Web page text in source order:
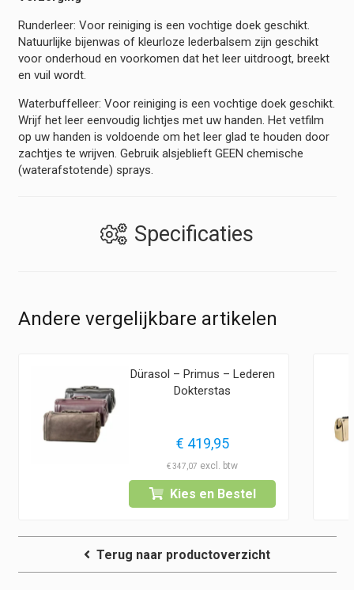
Runderleer: Voor reiniging is een vochtige doek geschikt.
Natuurlijke bijenwas of kleurloze lederbalsem zijn geschikt
voor onderhoud en voorkomen dat het leer uitdroogt, breekt
en vuil wordt.
Waterbuffelleer: Voor reiniging is een vochtige doek geschikt.
Wrijf het leer eenvoudig lichtjes met uw handen. Het vetfilm
op uw handen is voldoende om het leer glad te houden door
zachtjes te wrijven. Gebruik alsjeblieft GEEN chemische
(waterafstotende) sprays.
Specificaties
Andere vergelijkbare artikelen
Dürasol – Primus – Lederen
Dokterstas
€ 419,95
€347,07
Kies en Bestel
Terug naar productoverzicht